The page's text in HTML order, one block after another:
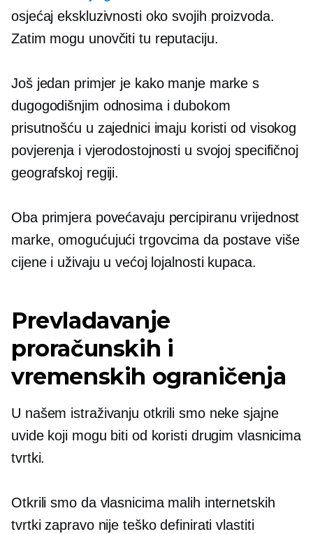
osjećaj ekskluzivnosti oko svojih proizvoda.
Zatim mogu unovčiti tu reputaciju.
Još jedan primjer je kako manje marke s
dugogodišnjim odnosima i dubokom
prisutnošću u zajednici imaju koristi od visokog
povjerenja i vjerodostojnosti u svojoj specifičnoj
geografskoj regiji.
Oba primjera povećavaju percipiranu vrijednost
marke, omogućujući trgovcima da postave više
cijene i uživaju u većoj lojalnosti kupaca.
Prevladavanje
proračunskih i
vremenskih ograničenja
U našem istraživanju otkrili smo neke sjajne
uvide koji mogu biti od koristi drugim vlasnicima
tvrtki.
Otkrili smo da vlasnicima malih internetskih
tvrtki zapravo nije teško definirati vlastiti